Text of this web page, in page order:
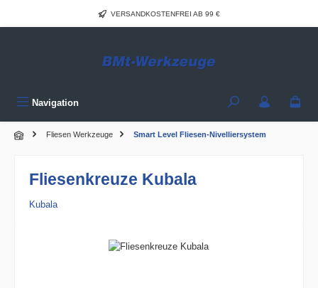
Zum Hauptinhalt springenVERSANDKOSTENFREI AB 99 €
Navigation
Fliesen Werkzeuge Smart Level Fliesen-Nivelliersystem
Fliesenkreuze Kubala
Kubala
Bildergalerie überspringen